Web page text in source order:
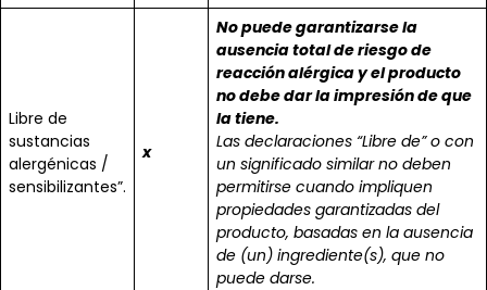
Libre de
sustancias
alergénicas /
sensibilizantes”.
x
No puede garantizarse la
ausencia total de riesgo de
reacción alérgica y el producto
no debe dar la impresión de que
la tiene.
Las declaraciones “Libre de” o con
un significado similar no deben
permitirse cuando impliquen
propiedades garantizadas del
producto, basadas en la ausencia
de (un) ingrediente(s), que no
puede darse.